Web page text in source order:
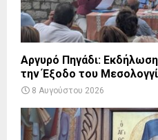
Αργυρό Πηγάδι:
την Έξοδο του
8 Αυγούστου 2026